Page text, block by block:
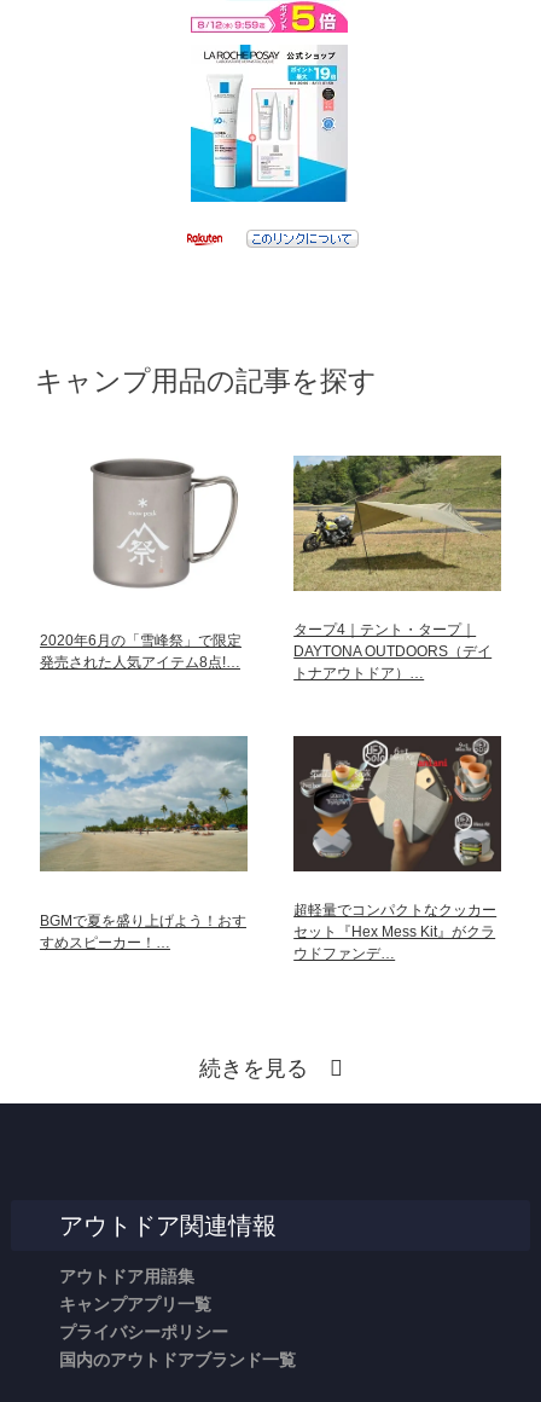
キャンプ用品の記事を探す
2020年6月の「雪峰祭」で限定
発売された人気アイテム8点!…
タープ4｜テント・タープ｜
DAYTONA OUTDOORS（デイ
トナアウトドア）…
BGMで夏を盛り上げよう！おす
すめスピーカー！…
超軽量でコンパクトなクッカー
セット『Hex Mess Kit』がクラ
ウドファンデ…
続きを見る
アウトドア関連情報
アウトドア用語集
キャンプアプリ一覧
プライバシーポリシー
国内のアウトドアブランド一覧